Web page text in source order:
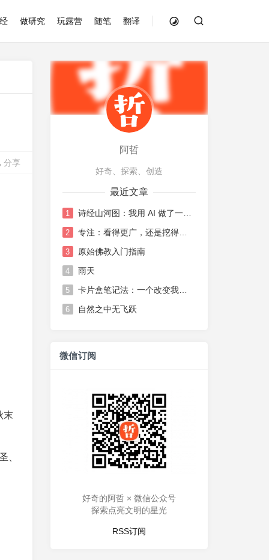
做研究 玩露营 随笔 翻译
分享
末
、
阿哲
好奇、探索、创造
最近文章
1 诗经山河图：我用 AI 做了一张《诗经》地图
2 专注：看得更广，还是挖得更深？
3 原始佛教入门指南
4 雨天
5 卡片盒笔记法：一个改变我思维方式的笔记系统
6 自然之中无飞跃
微信订阅
好奇的阿哲 × 微信公众号
探索点亮文明的星光
RSS订阅